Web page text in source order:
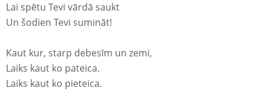
Lai spētu Tevi vārdā saukt
Un šodien Tevi sumināt!
Kaut kur, starp debesīm un zemi,
Laiks kaut ko pateica.
Laiks kaut ko pieteica.